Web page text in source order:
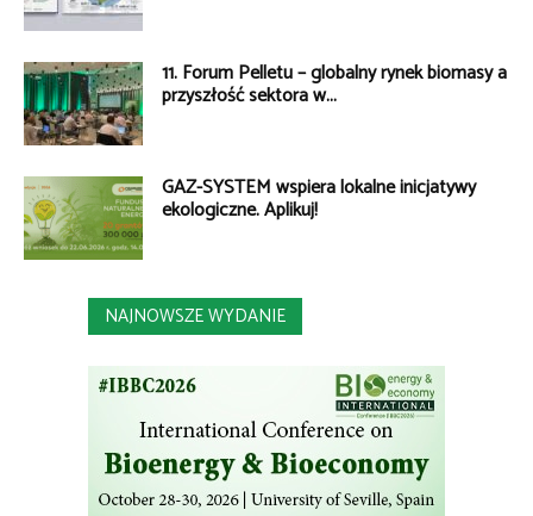
11. Forum Pelletu – globalny rynek biomasy a
przyszłość sektora w...
GAZ-SYSTEM wspiera lokalne inicjatywy
ekologiczne. Aplikuj!
NAJNOWSZE WYDANIE